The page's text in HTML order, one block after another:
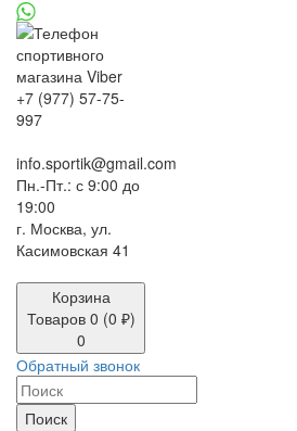
+7 (977) 57-75-
997
info.sportik@gmail.com
Пн.-Пт.: с 9:00 до
19:00
г. Москва, ул.
Касимовская 41
Корзина
Товаров 0 (0 ₽)
0
Обратный звонок
Поиск